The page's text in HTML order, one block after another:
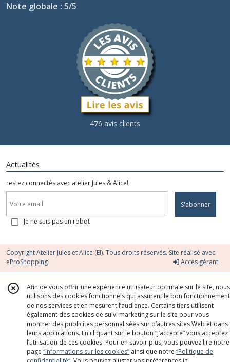
Note globale : 5/5
476 avis clients
Actualités
restez connectés avec atelier Jules & Alice!
S'abonner
Je ne suis pas un robot
Copyright Atelier Jules et Alice (EI). Tous droits réservés. Site réalisé avec
eProShopping
Accès gérant
Afin de vous offrir une expérience utilisateur optimale sur le site, nous
utilisons des cookies fonctionnels qui assurent le bon fonctionnement
de nos services et en mesurent l’audience. Certains tiers utilisent
également des cookies de suivi marketing sur le site pour vous
montrer des publicités personnalisées sur d’autres sites Web et dans
leurs applications. En cliquant sur le bouton “J’accepte” vous acceptez
l’utilisation de ces cookies. Pour en savoir plus, vous pouvez lire notre
page “Informations sur les cookies” ainsi que notre “Politique de